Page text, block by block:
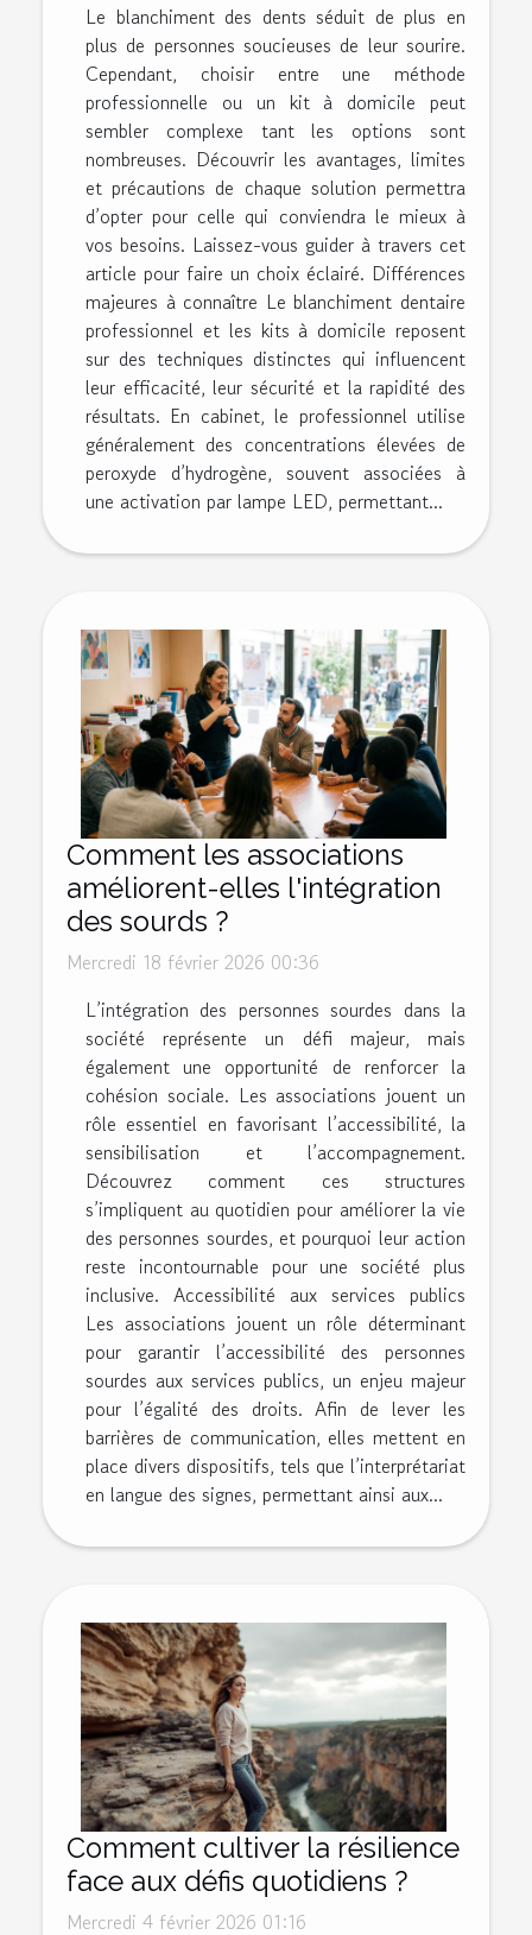
Le blanchiment des dents séduit de plus en
plus de personnes soucieuses de leur sourire.
Cependant, choisir entre une méthode
professionnelle ou un kit à domicile peut
sembler complexe tant les options sont
nombreuses. Découvrir les avantages, limites
et précautions de chaque solution permettra
d’opter pour celle qui conviendra le mieux à
vos besoins. Laissez-vous guider à travers cet
article pour faire un choix éclairé. Différences
majeures à connaître Le blanchiment dentaire
professionnel et les kits à domicile reposent
sur des techniques distinctes qui influencent
leur efficacité, leur sécurité et la rapidité des
résultats. En cabinet, le professionnel utilise
généralement des concentrations élevées de
peroxyde d’hydrogène, souvent associées à
une activation par lampe LED, permettant...
Comment les associations
améliorent-elles l'intégration
des sourds ?
Mercredi 18 février 2026 00:36
L’intégration des personnes sourdes dans la
société représente un défi majeur, mais
également une opportunité de renforcer la
cohésion sociale. Les associations jouent un
rôle essentiel en favorisant l’accessibilité, la
sensibilisation et l’accompagnement.
Découvrez comment ces structures
s’impliquent au quotidien pour améliorer la vie
des personnes sourdes, et pourquoi leur action
reste incontournable pour une société plus
inclusive. Accessibilité aux services publics
Les associations jouent un rôle déterminant
pour garantir l’accessibilité des personnes
sourdes aux services publics, un enjeu majeur
pour l’égalité des droits. Afin de lever les
barrières de communication, elles mettent en
place divers dispositifs, tels que l’interprétariat
en langue des signes, permettant ainsi aux...
Comment cultiver la résilience
face aux défis quotidiens ?
Mercredi 4 février 2026 01:16